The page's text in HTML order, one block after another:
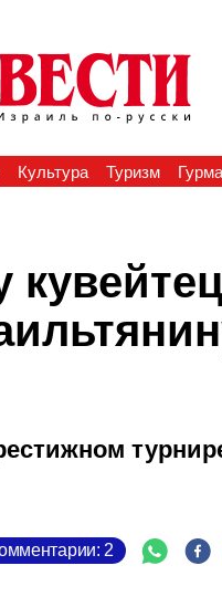
Культура Туризм
Комментарии: 2